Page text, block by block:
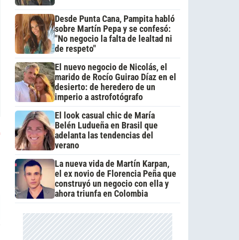
Desde Punta Cana, Pampita habló
sobre Martín Pepa y se confesó:
"No negocio la falta de lealtad ni
de respeto"
El nuevo negocio de Nicolás, el
marido de Rocío Guirao Díaz en el
desierto: de heredero de un
imperio a astrofotógrafo
El look casual chic de María
Belén Ludueña en Brasil que
adelanta las tendencias del
verano
La nueva vida de Martín Karpan,
el ex novio de Florencia Peña que
construyó un negocio con ella y
ahora triunfa en Colombia